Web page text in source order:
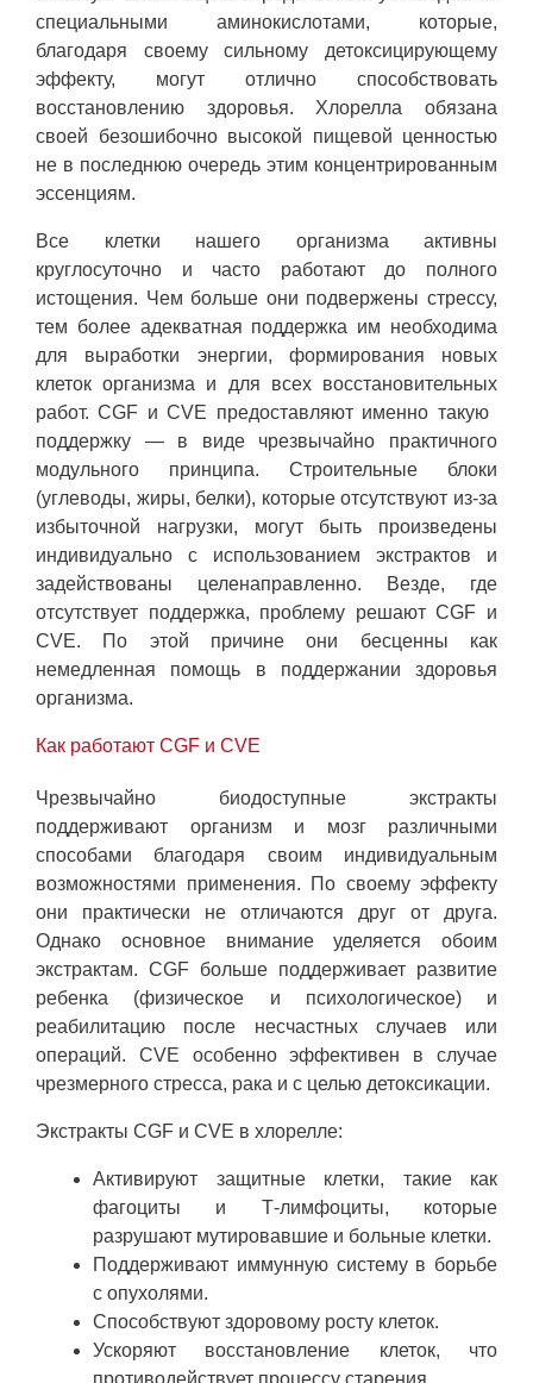
специальными аминокислотами, которые,
благодаря своему сильному детоксицирующему
эффекту, могут отлично способствовать
восстановлению здоровья. Хлорелла обязана
своей безошибочно высокой пищевой ценностью
не в последнюю очередь этим концентрированным
эссенциям.
Все клетки нашего организма активны
круглосуточно и часто работают до полного
истощения. Чем больше они подвержены стрессу,
тем более адекватная поддержка им необходима
для выработки энергии, формирования новых
клеток организма и для всех восстановительных
работ. CGF и CVE предоставляют именно такую ​​
поддержку — в виде чрезвычайно практичного
модульного принципа. Строительные блоки
(углеводы, жиры, белки), которые отсутствуют из-за
избыточной нагрузки, могут быть произведены
индивидуально с использованием экстрактов и
задействованы целенаправленно. Везде, где
отсутствует поддержка, проблему решают CGF и
CVE. По этой причине они бесценны как
немедленная помощь в поддержании здоровья
организма.
Как работают CGF и CVE
Чрезвычайно биодоступные экстракты
поддерживают организм и мозг различными
способами благодаря своим индивидуальным
возможностями применения. По своему эффекту
они практически не отличаются друг от друга.
Однако основное внимание уделяется обоим
экстрактам. CGF больше поддерживает развитие
ребенка (физическое и психологическое) и
реабилитацию после несчастных случаев или
операций. CVE особенно эффективен в случае
чрезмерного стресса, рака и с целью детоксикации.
Экстракты CGF и CVE в хлорелле:
Активируют защитные клетки, такие как
фагоциты и Т-лимфоциты, которые
разрушают мутировавшие и больные клетки.
Поддерживают иммунную систему в борьбе
с опухолями.
Способствуют здоровому росту клеток.
Ускоряют восстановление клеток, что
противодействует процессу старения.